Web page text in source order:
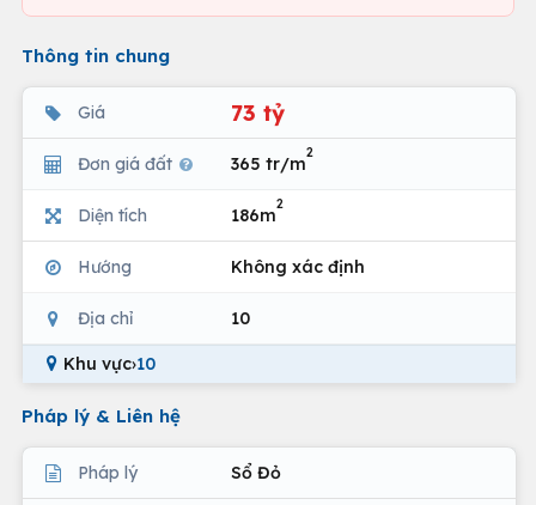
Thông tin chung
Giá 73 tỷ
Đơn giá đất 365 tr/m
2
Diện tích 186m
2
Hướng Không xác định
Địa chỉ 10
Khu vực›10
Pháp lý & Liên hệ
Pháp lý Sổ Đỏ